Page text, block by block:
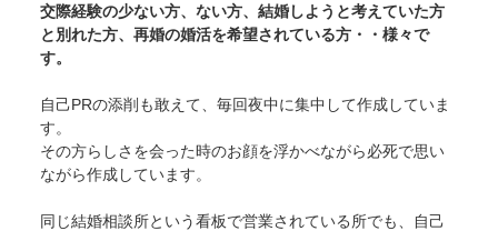
交際経験の少ない方、ない方、結婚しようと考えていた方
と別れた方、再婚の婚活を希望されている方・・様々で
す。
自己PRの添削も敢えて、毎回夜中に集中して作成していま
す。
その方らしさを会った時のお顔を浮かべながら必死で思い
ながら作成しています。
同じ結婚相談所という看板で営業されている所でも、自己